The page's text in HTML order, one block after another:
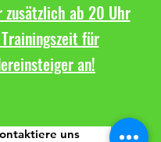
ab 20 Uhr
für
an!
uns